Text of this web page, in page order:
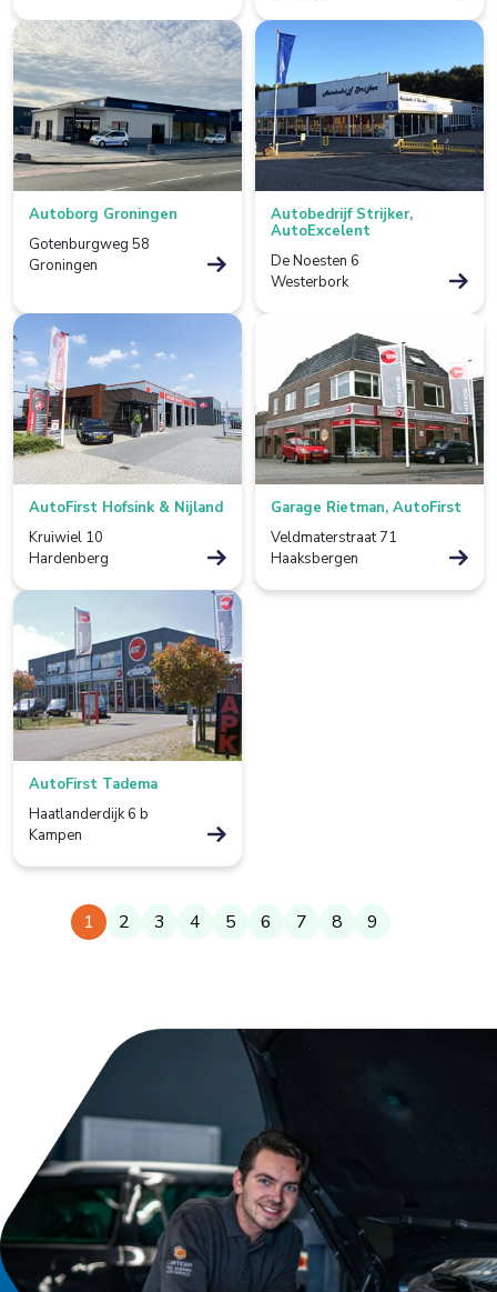
Dokkum
Drachten
Eindhoven
Elst
Enkhuizen
Franeker
Goor
Grave
Groningen
Grootebroek
Haaksbergen
Hardenberg
Heerjansdam
Helmond
Hengelo
Horst
Houten
Huissen
Kampen
Moordrecht
Nederhemert
Nieuwegein
Nieuwleusen
Autoborg Groningen
Gotenburgweg 58
Groningen
Autobedrijf Strijker,
AutoExcelent
De Noesten 6
Westerbork
AutoFirst Hofsink & Nijland
Kruiwiel 10
Hardenberg
Garage Rietman, AutoFirst
Veldmaterstraat 71
Haaksbergen
AutoFirst Tadema
Haatlanderdijk 6 b
Kampen
1 2 3 4 5 6 7 8 9